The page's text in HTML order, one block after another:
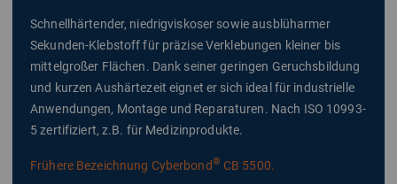
Schnellhärtender, niedrigviskoser sowie ausblüharmer
Sekunden-Klebstoff für präzise Verklebungen kleiner bis
mittelgroßer Flächen. Dank seiner geringen Geruchsbildung
und kurzen Aushärtezeit eignet er sich ideal für industrielle
Anwendungen, Montage und Reparaturen. Nach ISO 10993-
5 zertifiziert, z.B. für Medizinprodukte.
Frühere Bezeichnung Cyberbond® CB 5500.